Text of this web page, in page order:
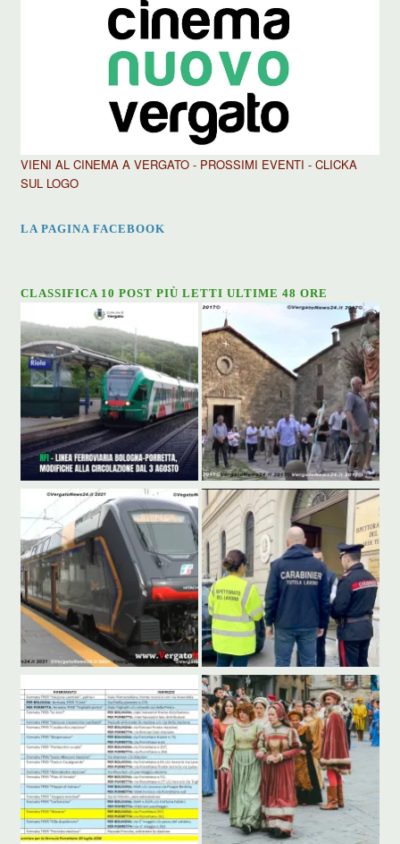
VIENI AL CINEMA A VERGATO - PROSSIMI EVENTI - CLICKA
SUL LOGO
LA PAGINA FACEBOOK
CLASSIFICA 10 POST PIÙ LETTI ULTIME 48 ORE